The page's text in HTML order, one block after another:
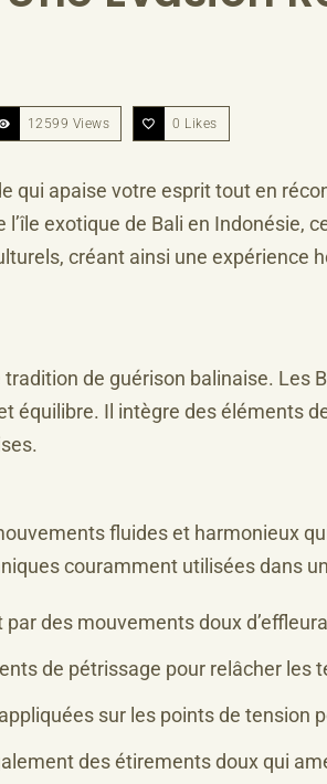
12599 Views 0 Likes
qui apaise votre esprit tout en
exotique de Bali en Indonésie,
créant ainsi une expérience
de guérison balinaise. Les
équilibre. Il intègre des éléments
fluides et harmonieux
couramment utilisées dans
des mouvements doux
de pétrissage pour relâcher les
sur les points de tension
des étirements doux qui